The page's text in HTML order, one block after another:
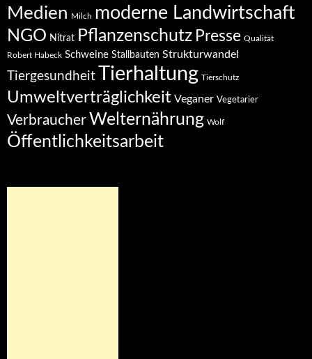
Medien Milch moderne Landwirtschaft
NGO Nitrat Pflanzenschutz Presse Qualität
Robert Habeck Schweine Stallbauten Strukturwandel
Tiergesundheit Tierhaltung Tierschutz
Umweltverträglichkeit Veganer Vegetarier
VerbraucherWelternährung Wolf
Öffentlichkeitsarbeit